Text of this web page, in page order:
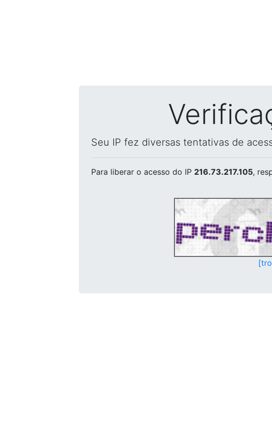
Seu IP fez diversas tentativas de
Para liberar o acesso do IP 216.73.217.105,